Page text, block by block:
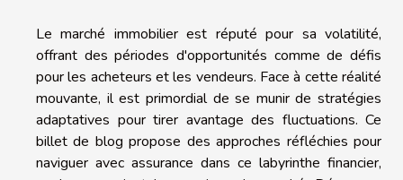
Le marché immobilier est réputé pour sa volatilité,
offrant des périodes d'opportunités comme de défis
pour les acheteurs et les vendeurs. Face à cette réalité
mouvante, il est primordial de se munir de stratégies
adaptatives pour tirer avantage des fluctuations. Ce
billet de blog propose des approches réfléchies pour
naviguer avec assurance dans ce labyrinthe financier,